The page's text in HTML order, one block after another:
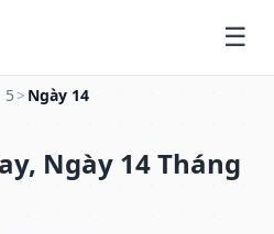
5 > Ngày 14
Ngày 14 Tháng